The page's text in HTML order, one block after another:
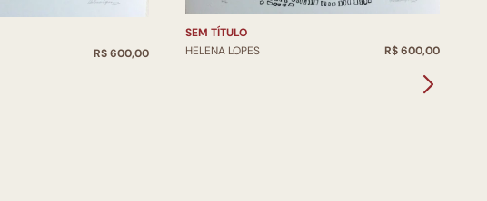
R$ 600,00
SEM TÍTULO
HELENA LOPES
R$ 600,00